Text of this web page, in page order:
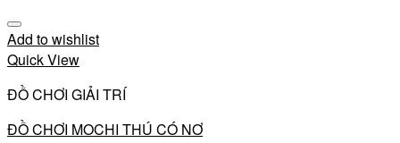
Add to wishlist
Quick View
ĐỒ CHƠI GIẢI TRÍ
ĐỒ CHƠI MOCHI THÚ CÓ NƠ